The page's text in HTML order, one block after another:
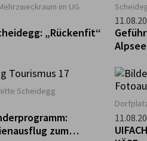
im UG
„Rückenfit“
Scheidegg
zum